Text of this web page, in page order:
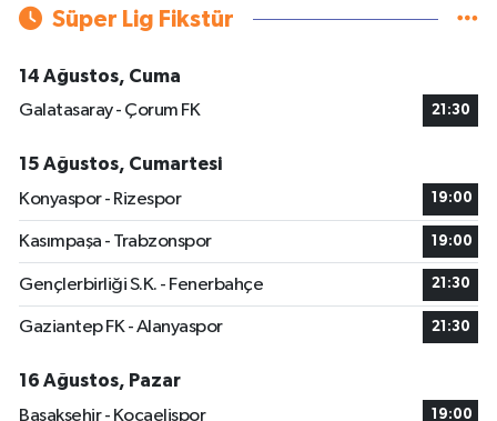
Süper Lig Fikstür
14 Ağustos, Cuma
Galatasaray - Çorum FK
21:30
15 Ağustos, Cumartesi
Konyaspor - Rizespor
19:00
Kasımpaşa - Trabzonspor 19:00
Gençlerbirliği S.K. - Fenerbahçe 21:30
Gaziantep FK - Alanyaspor 21:30
16 Ağustos, Pazar
Başakşehir - Kocaelispor
19:00